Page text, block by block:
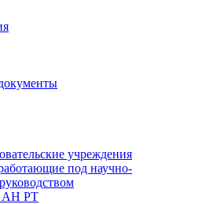
учреждения
под научно-
АН РТ